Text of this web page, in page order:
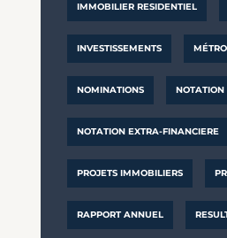
IMMOBILIER RESIDENTIEL
INVESTISSEMENTS
NOMINATIONS NOTATION
NOTATION EXTRA-FINANCIERE
PROJETS IMMOBILIERS
RAPPORT ANNUEL